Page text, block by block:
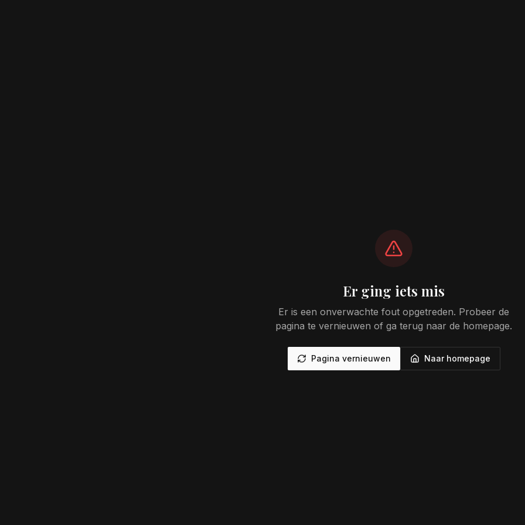
Er ging iets mis
Er is een onverwachte fout opgetreden. Probeer de
pagina te vernieuwen of ga terug naar de homepage.
Pagina vernieuwen Naar homepage